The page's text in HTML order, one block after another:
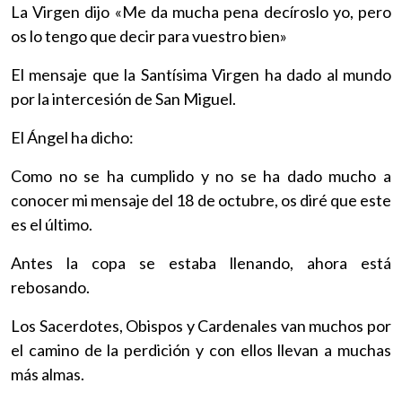
La Virgen dijo «Me da mucha pena decíroslo yo, pero
os lo tengo que decir para vuestro bien»
El mensaje que la Santísima Virgen ha dado al mundo
por la intercesión de San Miguel.
El Ángel ha dicho:
Como no se ha cumplido y no se ha dado mucho a
conocer mi mensaje del 18 de octubre, os diré que este
es el último.
Antes la copa se estaba llenando, ahora está
rebosando.
Los Sacerdotes, Obispos y Cardenales van muchos por
el camino de la perdición y con ellos llevan a muchas
más almas.